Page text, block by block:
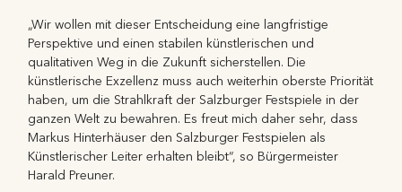
„Wir wollen mit dieser Entscheidung eine langfristige
Perspektive und einen stabilen künstlerischen und
qualitativen Weg in die Zukunft sicherstellen. Die
künstlerische Exzellenz muss auch weiterhin oberste Priorität
haben, um die Strahlkraft der Salzburger Festspiele in der
ganzen Welt zu bewahren. Es freut mich daher sehr, dass
Markus Hinterhäuser den Salzburger Festspielen als
Künstlerischer Leiter erhalten bleibt“, so Bürgermeister
Harald Preuner.